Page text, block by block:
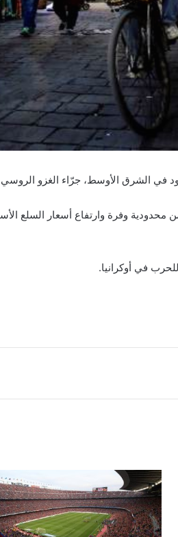
في الشرق الأوسط، جرّاء الغزو الروسي
وفرة وارتفاع أسعار السلع
في أوكرانيا.